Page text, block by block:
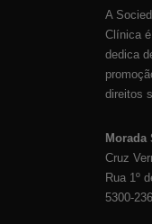
A
Clínica
dedica
direitos
Morada
Cruz
Rua 1º
5300-